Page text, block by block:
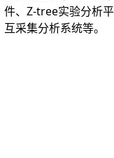
件、Z-tree实验分析
互采集分析系统等。